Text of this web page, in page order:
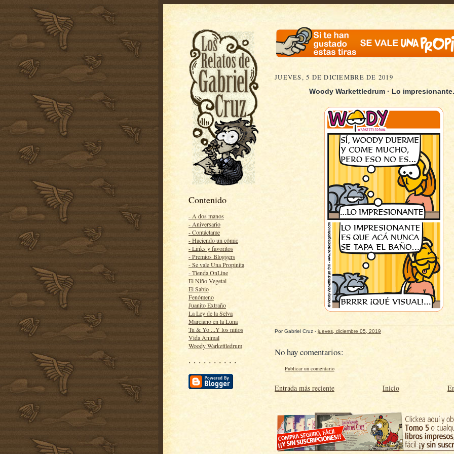
Contenido
- A dos manos
- Aniversario
- Contáctame
- Haciendo un cómic
- Links y favoritos
- Premios Bloggers
- Se vale Una Propinita
- Tienda OnLine
El Niño Vegetal
El Sabio
Fenómeno
Juanito Extraño
La Ley de la Selva
Marciano en la Luna
Tu & Yo ...Y los niños
Vida Animal
Woody Warkettledrum
· · · · · · · · · ·
JUEVES, 5 DE DICIEMBRE DE 2019
Woody Warkettledrum · Lo
PorGabriel Cruz - jueves, diciembre 05, 2019
No hay comentarios:
Publicar un comentario
Entrada más reciente Inicio